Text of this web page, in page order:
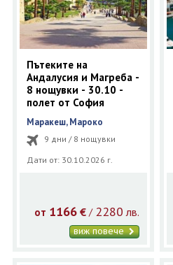
Пътеките на
Андалусия и Магреба -
8 нощувки - 30.10 -
полет от София
Маракеш, Мароко
9 дни / 8 нощувки
Дати от: 30.10.2026 г.
от 1166 €/ 2280 лв.
виж повече